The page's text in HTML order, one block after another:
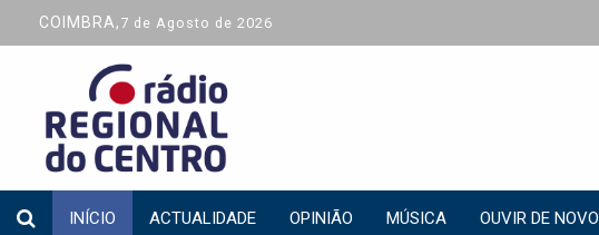
COIMBRA, 7 de Agosto de 2026
INÍCIO ACTUALIDADE OPINIÃO MÚSICA OUVIR DE NOVO